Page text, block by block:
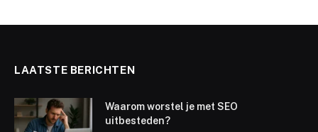
LAATSTE BERICHTEN
Waarom worstel je met SEO
uitbesteden?